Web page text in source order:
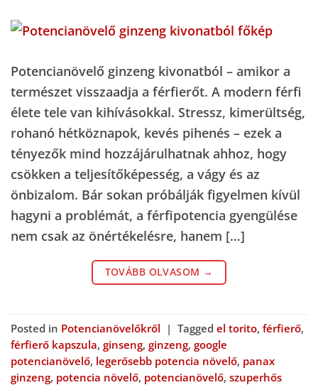
Potencianövelő ginzeng kivonatból – amikor a
természet visszaadja a férfierőt. A modern férfi
élete tele van kihívásokkal. Stressz, kimerültség,
rohanó hétköznapok, kevés pihenés – ezek a
tényezők mind hozzájárulhatnak ahhoz, hogy
csökken a teljesítőképesség, a vágy és az
önbizalom. Bár sokan próbálják figyelmen kívül
hagyni a problémát, a férfipotencia gyengülése
nem csak az önértékelésre, hanem […]
TOVÁBB OLVASOM →
Posted in Potencianövelőkről | Tagged el torito, férfierő,
férfierő kapszula, ginseng, ginzeng, google
potencianövelő, legerősebb potencia növelő, panax
ginzeng, potencia növelő, potencianövelő, szuperhős